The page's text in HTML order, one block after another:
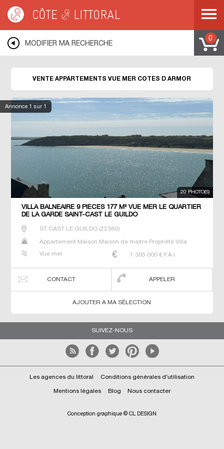
COTES D ARMOR
MODIFIER MA RECHERCHE
0
Annonce 1 sur 1
VENTE APPARTEMENTS VUE MER COTES D ARMOR
20 PHOTO(S)
VILLA BALNEAIRE 9 PIECES 177 M² VUE MER LE QUARTIER
DE LA GARDE SAINT-CAST LE GUILDO
ST CAST LE GUILDO(22380)
Appartement Maison Maison de maitre Propriété Villa
Vue mer 1 395 000 € F.A.I
CONTACT APPELER
AJOUTER A MA SÉLECTION
SUIVEZ-NOUS
Les agences du littoral Conditions générales d'utilisation
Mentions légales Blog Nous contacter
Conception graphique © CL DESIGN